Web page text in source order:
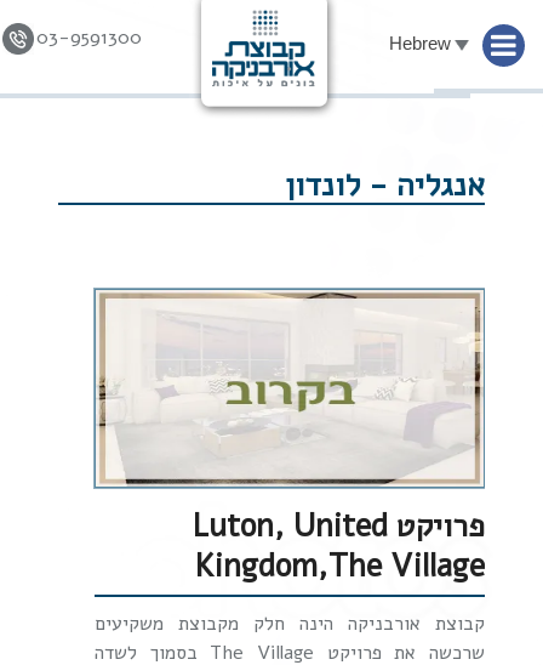
03-9591300 Hebrew
Skip to
אנגליה - לונדון
פרויקט Luton, United
Kingdom,The Village
קבוצת אורבניקה הינה חלק מקבוצת משקיעים
שרכשה את פרויקט The Village בסמוך לשדה